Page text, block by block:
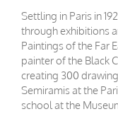
Settling in Paris in
through exhibitions
Paintings of the Far
painter of the Black
creating 300
Semiramis at the
school at the